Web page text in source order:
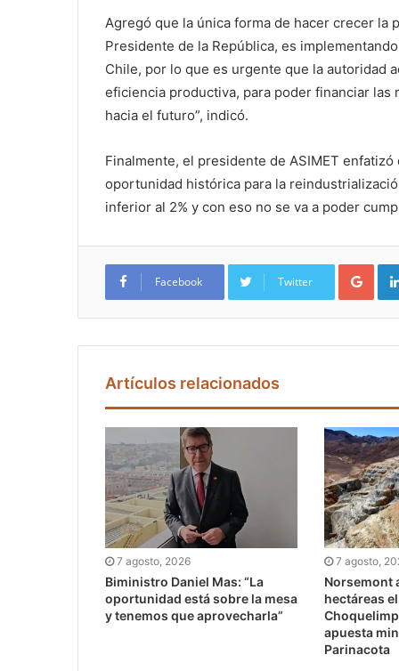
Agregó que la única forma de hacer crecer la
Presidente de la República, es
Chile, por lo que es urgente que la autoridad
eficiencia productiva, para poder financiar
hacia el futuro”, indicó.
Finalmente, el presidente de ASIMET
oportunidad histórica para la
inferior al 2% y con eso no se va a poder
Facebook Twitter
Google+
Artículos relacionados
7 agosto, 2026
Biministro Daniel Mas: “La
oportunidad está sobre la mesa
y tenemos que aprovecharla”
7 agosto,
Norsemont
hectáreas
apuesta
Parinacota